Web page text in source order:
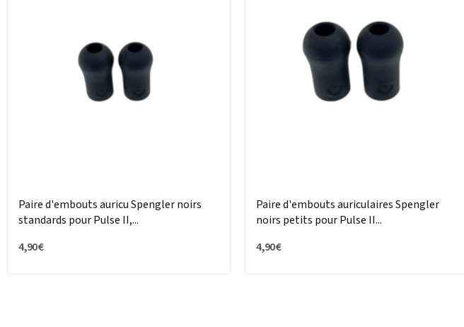
Paire d'embouts auricu Spengler noirs
standards pour Pulse II,...
4,90 €
Paire d'embouts auriculaires Spengler
noirs petits pour Pulse II...
4,90 €